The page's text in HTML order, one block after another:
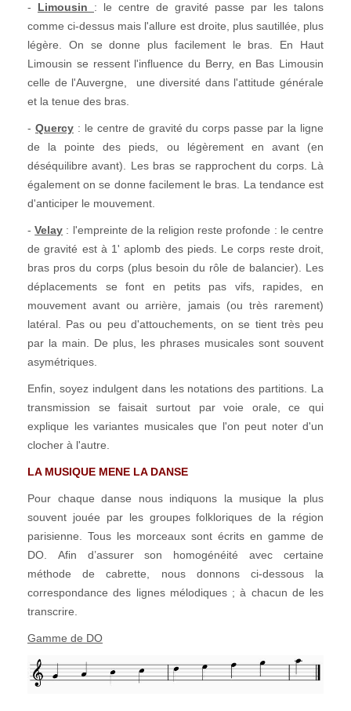
- Limousin
: le centre de gravité passe par les talons
comme ci-dessus mais l'allure est droite, plus sautillée, plus
légère. On se donne plus facilement le bras. En Haut
Limousin se ressent l'influence du Berry, en Bas Limousin
celle de l'Auvergne, une diversité dans l'attitude générale
et la tenue des bras.
- Quercy : le centre de gravité du corps passe par la ligne
de la pointe des pieds, ou légèrement en avant (en
déséquilibre avant). Les bras se rapprochent du corps. Là
également on se donne facilement le bras. La tendance est
d'anticiper le mouvement.
-Velay : l'empreinte de la religion reste profonde : le centre
de gravité est à 1' aplomb des pieds. Le corps reste droit,
bras pros du corps (plus besoin du rôle de balancier). Les
déplacements se font en petits pas vifs, rapides, en
mouvement avant ou arrière, jamais (ou très rarement)
latéral. Pas ou peu d'attouchements, on se tient très peu
par la main. De plus, les phrases musicales sont souvent
asymétriques.
Enfin, soyez indulgent dans les notations des partitions. La
transmission se faisait surtout par voie orale, ce qui
explique les variantes musicales que l'on peut noter d'un
clocher à l'autre.
LA MUSIQUE MENE LA DANSE
Pour chaque danse nous indiquons la musique la plus
souvent jouée par les groupes folkloriques de la région
parisienne. Tous les morceaux sont écrits en gamme de
DO. Afin d’assurer son homogénéité avec certaine
méthode de cabrette, nous donnons ci-dessous la
correspondance des lignes mélodiques ; à chacun de les
transcrire.
Gamme de DO